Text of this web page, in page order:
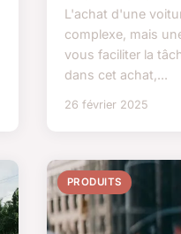
L'achat d'une
complexe, mais
vous faciliter la
dans cet achat,...
26 février 2025
PRODUITS